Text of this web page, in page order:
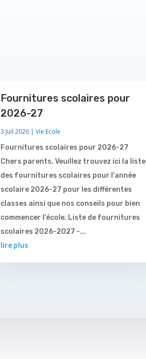
Fournitures scolaires pour
2026-27
3 Juil 2026 |Vie Ecole
Fournitures scolaires pour 2026-27
Chers parents, Veuillez trouvez ici la liste
des fournitures scolaires pour l'année
scolaire 2026-27 pour les différentes
classes ainsi que nos conseils pour bien
commencer l'école. Liste de fournitures
scolaires 2026-2027 -...
lire plus